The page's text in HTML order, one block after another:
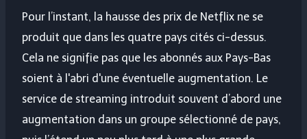
Pour l’instant, la hausse des prix de Netflix ne se
produit que dans les quatre pays cités ci-dessus.
Cela ne signifie pas que les abonnés aux Pays-Bas
soient à l'abri d'une éventuelle augmentation. Le
service de streaming introduit souvent d’abord une
augmentation dans un groupe sélectionné de pays,